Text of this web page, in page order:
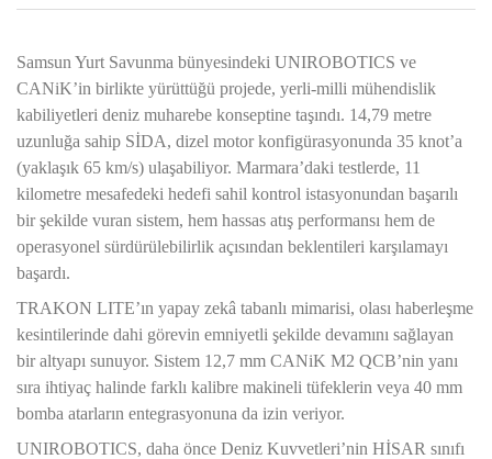
Samsun Yurt Savunma bünyesindeki UNIROBOTICS ve
CANiK’in birlikte yürüttüğü projede, yerli-milli mühendislik
kabiliyetleri deniz muharebe konseptine taşındı. 14,79 metre
uzunluğa sahip SİDA, dizel motor konfigürasyonunda 35 knot’a
(yaklaşık 65 km/s) ulaşabiliyor. Marmara’daki testlerde, 11
kilometre mesafedeki hedefi sahil kontrol istasyonundan başarılı
bir şekilde vuran sistem, hem hassas atış performansı hem de
operasyonel sürdürülebilirlik açısından beklentileri karşılamayı
başardı.
TRAKON LITE’ın yapay zekâ tabanlı mimarisi, olası haberleşme
kesintilerinde dahi görevin emniyetli şekilde devamını sağlayan
bir altyapı sunuyor. Sistem 12,7 mm CANiK M2 QCB’nin yanı
sıra ihtiyaç halinde farklı kalibre makineli tüfeklerin veya 40 mm
bomba atarların entegrasyonuna da izin veriyor.
UNIROBOTICS, daha önce Deniz Kuvvetleri’nin HİSAR sınıfı